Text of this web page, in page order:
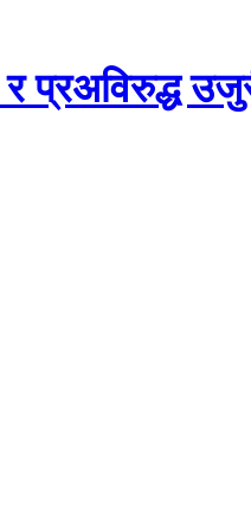
प्रअविरुद्ध